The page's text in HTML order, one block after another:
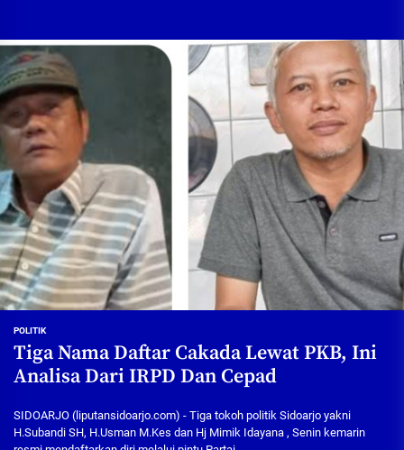
POLITIK
Tiga Nama Daftar Cakada Lewat PKB, Ini
Analisa Dari IRPD Dan Cepad
SIDOARJO (liputansidoarjo.com) - Tiga tokoh politik Sidoarjo yakni
H.Subandi SH, H.Usman M.Kes dan Hj Mimik Idayana , Senin kemarin